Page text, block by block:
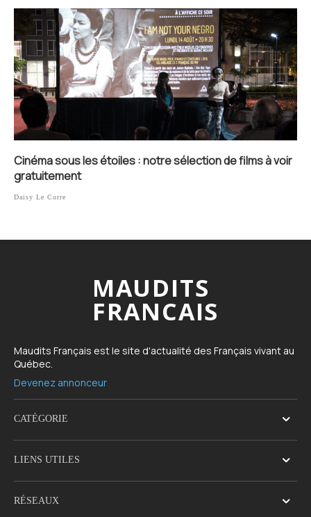
Cinéma sous les étoiles : notre sélection de films à voir
gratuitement
Daisy Le Corre
MAUDITS
FRANCAIS
Maudits Français est le site d'actualité des Français vivant au
Québec.
Devenez annonceur
CATÉGORIE
LIENS UTILES
RÉSEAUX